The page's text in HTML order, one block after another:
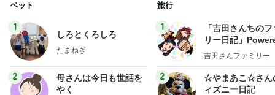
ペット
1
しろとくろしろ
たまねぎ
2
母さんは今日も世話を
やく
旅行
1
「吉田さんちの
リー日記」
y Ameba 吉田さ
ログ
吉田さんファミリー
2
☆やまあこ☆さん
ィズニー日記